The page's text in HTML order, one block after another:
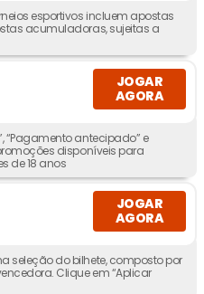
esportivos incluem apostas
acumuladoras, sujeitas a
JOGAR
AGORA
“Pagamento antecipado” e
disponíveis para
de 18 anos
JOGAR
AGORA
seleção do bilhete, composto por
Clique em “Aplicar